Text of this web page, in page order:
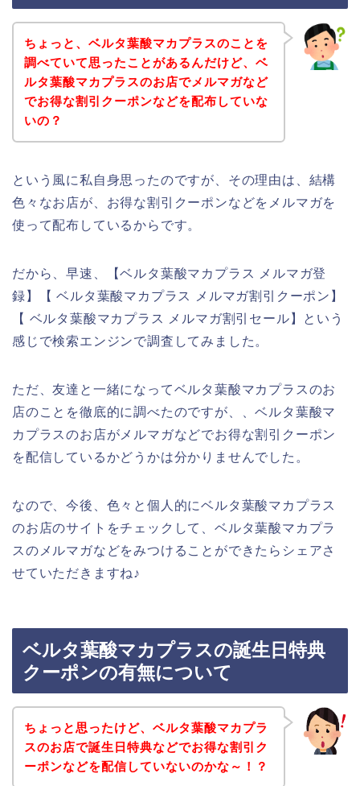
ちょっと、ベルタ葉酸マカプラスのことを
調べていて思ったことがあるんだけど、ベ
ルタ葉酸マカプラスのお店でメルマガなど
でお得な割引クーポンなどを配布していな
いの？
という風に私自身思ったのですが、その理由は、結構
色々なお店が、お得な割引クーポンなどをメルマガを
使って配布しているからです。
だから、早速、【ベルタ葉酸マカプラス メルマガ登
録】【 ベルタ葉酸マカプラス メルマガ割引クーポン】
【 ベルタ葉酸マカプラス メルマガ割引セール】という
感じで検索エンジンで調査してみました。
ただ、友達と一緒になってベルタ葉酸マカプラスのお
店のことを徹底的に調べたのですが、、ベルタ葉酸マ
カプラスのお店がメルマガなどでお得な割引クーポン
を配信しているかどうかは分かりませんでした。
なので、今後、色々と個人的にベルタ葉酸マカプラス
のお店のサイトをチェックして、ベルタ葉酸マカプラ
スのメルマガなどをみつけることができたらシェアさ
せていただきますね♪
ベルタ葉酸マカプラスの誕生日特典
クーポンの有無について
ちょっと思ったけど、ベルタ葉酸マカプラ
スのお店で誕生日特典などでお得な割引ク
ーポンなどを配信していないのかな～！？